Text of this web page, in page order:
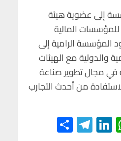
إلى عضوية هيئة
المالية
المؤسسة الرامية إلى
والدولية مع الهيئات
مجال تطوير صناعة
من أحدث التجارب
W
Li
Te